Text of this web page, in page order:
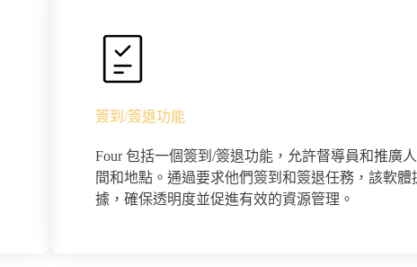
簽到/簽退功能
Four 包括一個簽到/簽退功能，允許督導員和推廣
間和地點。通過要求他們簽到和簽退任務，該軟
據，確保透明度並促進有效的資源管理。